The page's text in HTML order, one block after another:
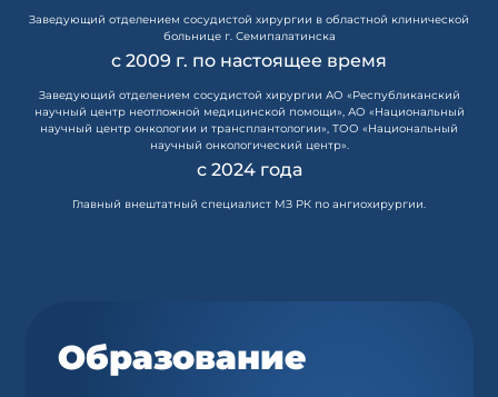
Заведующий отделением сосудистой хирургии в областной клинической
больнице г. Семипалатинска
с 2009 г. по настоящее время
Заведующий отделением сосудистой хирургии АО «Республиканский
научный центр неотложной медицинской помощи», АО «Национальный
научный центр онкологии и трансплантологии», ТОО «Национальный
научный онкологический центр».
с 2024 года
Главный внештатный специалист МЗ РК по ангиохирургии.
Образование